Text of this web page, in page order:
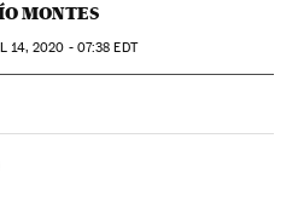
MONTES
14, 2020 - 07:38 EDT
Sociales